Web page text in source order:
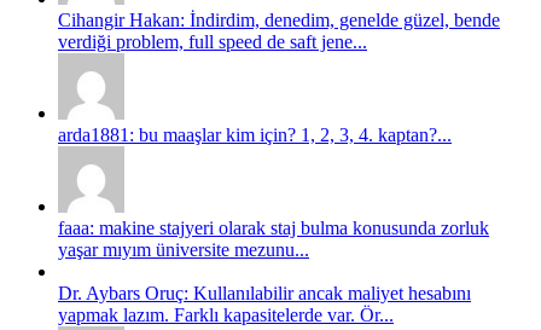
Cihangir Hakan: İndirdim, denedim, genelde güzel, bende
verdiği problem, full speed de saft jene...
arda1881: bu maaşlar kim için? 1, 2, 3, 4. kaptan?...
faaa: makine stajyeri olarak staj bulma konusunda zorluk
yaşar mıyım üniversite mezunu...
Dr. Aybars Oruç: Kullanılabilir ancak maliyet hesabını
yapmak lazım. Farklı kapasitelerde var. Ör...